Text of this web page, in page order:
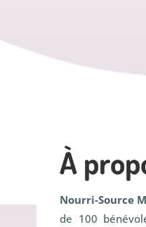
À
Nourri-Source
de 100